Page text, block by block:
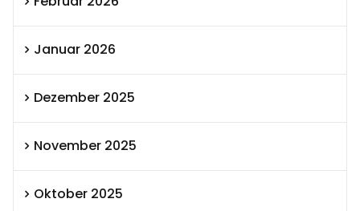
Januar 2026
Dezember 2025
November 2025
Oktober 2025